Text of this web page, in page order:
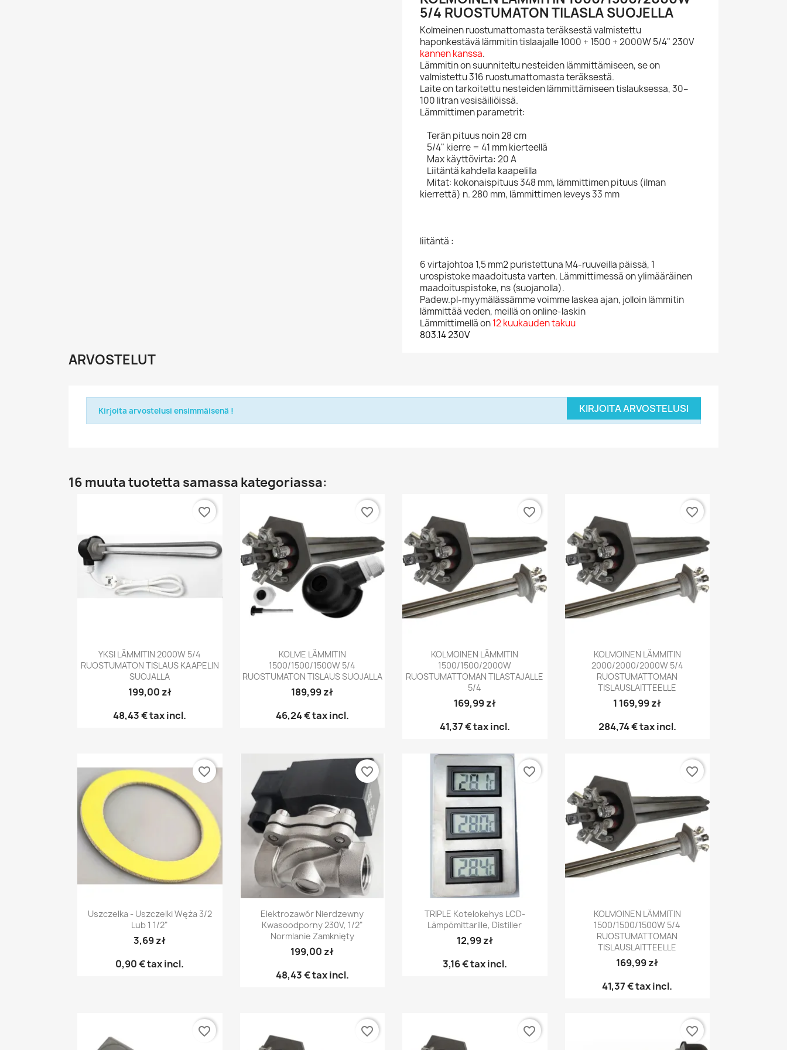
5/4 RUOSTUMATON TILASLA SUOJELLA
Kolmeinen ruostumattomasta teräksestä valmistettu
haponkestävä lämmitin tislaajalle 1000 + 1500 + 2000W 5/4" 230V
kannen kanssa.
Lämmitin on suunniteltu nesteiden lämmittämiseen, se on
valmistettu 316 ruostumattomasta teräksestä.
Laite on tarkoitettu nesteiden lämmittämiseen tislauksessa, 30–
100 litran vesisäiliöissä.
Lämmittimen parametrit:
Terän pituus noin 28 cm
5/4" kierre = 41 mm kierteellä
Max käyttövirta: 20 A
Liitäntä kahdella kaapelilla
Mitat: kokonaispituus 348 mm, lämmittimen pituus (ilman
kierrettä) n. 280 mm, lämmittimen leveys 33 mm
liitäntä :
6 virtajohtoa 1,5 mm2 puristettuna M4-ruuveilla päissä, 1
urospistoke maadoitusta varten. Lämmittimessä on ylimääräinen
maadoituspistoke, ns (suojanolla).
Padew.pl-myymälässämme voimme laskea ajan, jolloin lämmitin
lämmittää veden, meillä on online-laskin
Lämmittimellä on12 kuukauden takuu
803.14 230V
ARVOSTELUT
KIRJOITA ARVOSTELUSI
Kirjoita arvostelusi ensimmäisenä !
16 muuta tuotetta samassa kategoriassa:
Pikakatselu
YKSI LÄMMITIN 2000W 5/4
RUOSTUMATON TISLAUS KAAPELIN
SUOJALLA
199,00 zł
48,43 €tax incl.
favorite_border
 Pikakatselu
KOLME LÄMMITIN
1500/1500/1500W 5/4
RUOSTUMATON TISLAUS SUOJALLA
189,99 zł
46,24 €tax incl.
favorite_border
Pikakatselu
KOLMOINEN LÄMMITIN
1500/1500/2000W
RUOSTUMATTOMAN TILASTAJALLE
5/4
169,99 zł
41,37 €tax incl.
favorite_border
Pikakatselu
KOLMOINEN LÄMMITIN
2000/2000/2000W 5/4
RUOSTUMATTOMAN
TISLAUSLAITTEELLE
1 169,99 zł
284,74 €tax incl.
favorite_border
 Pikakatselu
Uszczelka - Uszczelki Węża 3/2
Lub 1 1/2"
3,69 zł
0,90 €tax incl.
favorite_border
Pikakatselu
Elektrozawór Nierdzewny
Kwasoodporny 230V, 1/2"
Normlanie Zamknięty
199,00 zł
48,43 €tax incl.
favorite_border
Pikakatselu
TRIPLE Kotelokehys LCD-
Lämpömittarille, Distiller
12,99 zł
3,16 €tax incl.
favorite_border
Pikakatselu
KOLMOINEN LÄMMITIN
1500/1500/1500W 5/4
RUOSTUMATTOMAN
TISLAUSLAITTEELLE
169,99 zł
41,37 €tax incl.
favorite_border
favorite_border favorite_border favorite_border favorite_border